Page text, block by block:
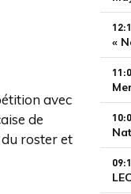
avec
de
roster et